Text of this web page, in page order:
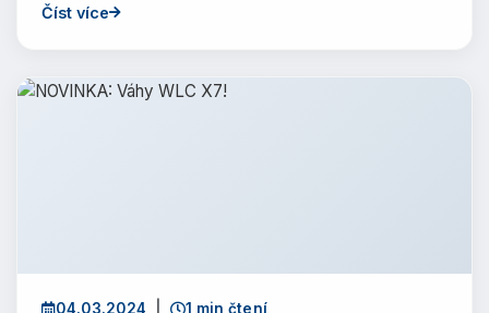
Číst více
04.03.2024 1 min čtení